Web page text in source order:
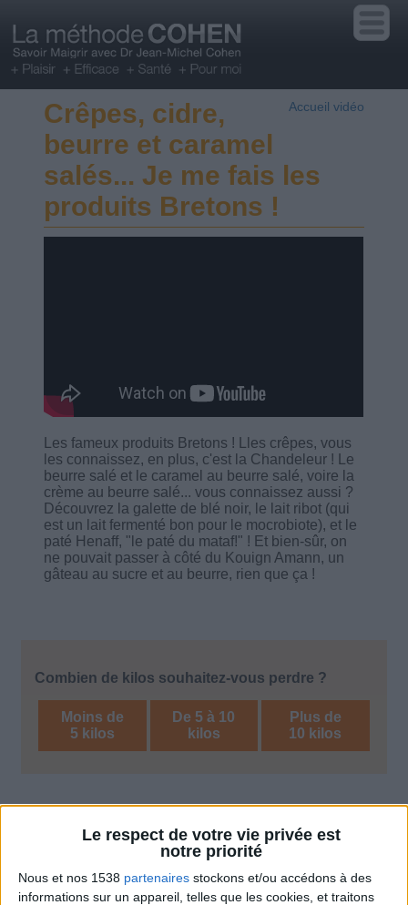
Le respect de votre vie privée est
notre priorité
Nous et nos 1538 partenaires stockons et/ou accédons à des
informations sur un appareil, telles que les cookies, et traitons
Accueil vidéo
Crêpes, cidre,
beurre et caramel
salés... Je me fais les
produits Bretons !
Les fameux produits Bretons ! Lles crêpes, vous
les connaissez, en plus, c'est la Chandeleur ! Le
beurre salé et le caramel au beurre salé, voire la
crème au beurre salé... vous connaissez aussi ?
Découvrez la galette de blé noir, le lait ribot (qui
est un lait fermenté bon pour le mocrobiote), et le
paté Henaff, "le paté du mataf!" ! Et bien-sûr, on
ne pouvait passer à côté du Kouign Amann, un
gâteau au sucre et au beurre, rien que ça !
Combien de kilos souhaitez-vous perdre ?
Moins de
5 kilos
De 5 à 10
kilos
Plus de
10 kilos
Décryptage des aliments
Les aliments n'auront plus aucun secret pour
vous. Jean-Michel vous aide à décrypter les
étiquettes des produits, pour mieux les choisir
et mieux manger.